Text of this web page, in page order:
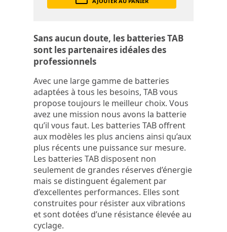
Sans aucun doute, les batteries TAB
sont les partenaires idéales des
professionnels
Avec une large gamme de batteries
adaptées à tous les besoins, TAB vous
propose toujours le meilleur choix. Vous
avez une mission nous avons la batterie
qu’il vous faut. Les batteries TAB offrent
aux modèles les plus anciens ainsi qu’aux
plus récents une puissance sur mesure.
Les batteries TAB disposent non
seulement de grandes réserves d’énergie
mais se distinguent également par
d’excellentes performances. Elles sont
construites pour résister aux vibrations
et sont dotées d’une résistance élevée au
cyclage.